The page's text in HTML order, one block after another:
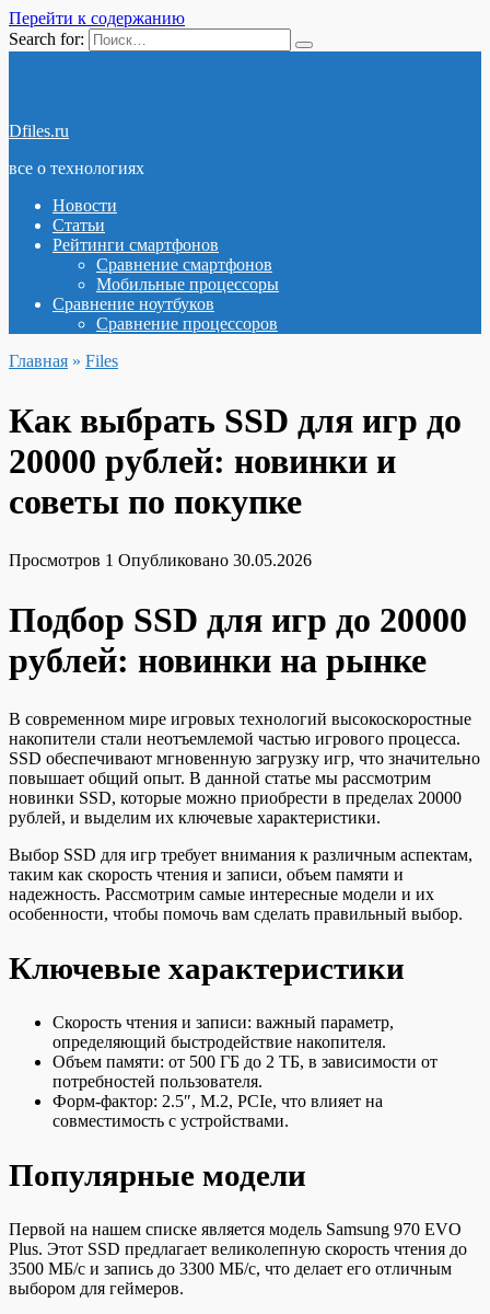
Перейти к содержанию
Search for:
Dfiles.ru
все о технологиях
Новости
Статьи
Рейтинги смартфонов
Сравнение смартфонов
Мобильные процессоры
Сравнение ноутбуков
Сравнение процессоров
Главная » Files
Как выбрать SSD для игр до
20000 рублей: новинки и
советы по покупке
Просмотров 1 Опубликовано 30.05.2026
Подбор SSD для игр до 20000
рублей: новинки на рынке
В современном мире игровых технологий высокоскоростные
накопители стали неотъемлемой частью игрового процесса.
SSD обеспечивают мгновенную загрузку игр, что значительно
повышает общий опыт. В данной статье мы рассмотрим
новинки SSD, которые можно приобрести в пределах 20000
рублей, и выделим их ключевые характеристики.
Выбор SSD для игр требует внимания к различным аспектам,
таким как скорость чтения и записи, объем памяти и
надежность. Рассмотрим самые интересные модели и их
особенности, чтобы помочь вам сделать правильный выбор.
Ключевые характеристики
Скорость чтения и записи: важный параметр,
определяющий быстродействие накопителя.
Объем памяти: от 500 ГБ до 2 ТБ, в зависимости от
потребностей пользователя.
Форм-фактор: 2.5″, M.2, PCIe, что влияет на
совместимость с устройствами.
Популярные модели
Первой на нашем списке является модель Samsung 970 EVO
Plus. Этот SSD предлагает великолепную скорость чтения до
3500 МБ/с и запись до 3300 МБ/с, что делает его отличным
выбором для геймеров.